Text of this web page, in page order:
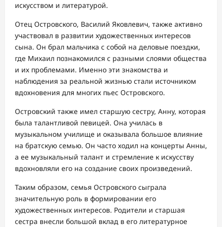
искусством и литературой.
Отец Островского, Василий Яковлевич, также активно
участвовал в развитии художественных интересов
сына. Он брал мальчика с собой на деловые поездки,
где Михаил познакомился с разными слоями общества
и их проблемами. Именно эти знакомства и
наблюдения за реальной жизнью стали источником
вдохновения для многих пьес Островского.
Островский также имел старшую сестру, Анну, которая
была талантливой певицей. Она училась в
музыкальном училище и оказывала большое влияние
на братскую семью. Он часто ходил на концерты Анны,
а ее музыкальный талант и стремление к искусству
вдохновляли его на создание своих произведений.
Таким образом, семья Островского сыграла
значительную роль в формировании его
художественных интересов. Родители и старшая
сестра внесли большой вклад в его литературное